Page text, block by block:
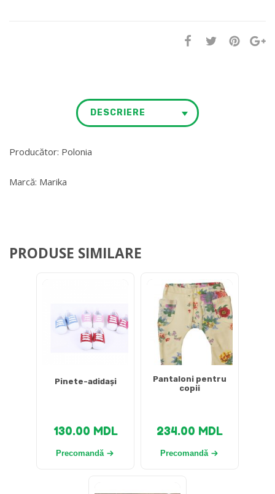
DESCRIERE
Producător: Polonia
Marcă: Marika
PRODUSE SIMILARE
Pinete-adidași
130.00 MDL
Precomandă
Pantaloni pentru
copii
234.00 MDL
Precomandă